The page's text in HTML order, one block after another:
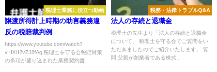
税理士業務に役立つ動画
譲渡所得計上時期の助言義務違
反の税賠裁判例
https://www.youtube.com/watch?
v=fXH2vZJ8fAg 税理士を守る会税賠対策
の条項が盛り込まれた業務契約書...
税務・法律トラブルQ&A
法人の存続と退職金
税理士の先生より「法人の存続と退職金」
について、 税理士を守る会でご質問をい
ただきましたのでご紹介いたします。 質
問 父親が創業者である株式...